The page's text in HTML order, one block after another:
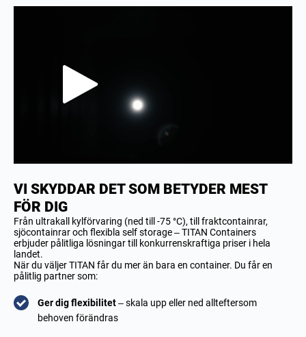
VI SKYDDAR DET SOM BETYDER MEST
FÖR DIG
Från ultrakall kylförvaring (ned till -75 °C), till fraktcontainrar,
sjöcontainrar och flexibla self storage – TITAN Containers
erbjuder pålitliga lösningar till konkurrenskraftiga priser i hela
landet.
När du väljer TITAN får du mer än bara en container. Du får en
pålitlig partner som:
Ger dig flexibilitet– skala upp eller ned allteftersom
behoven förändras